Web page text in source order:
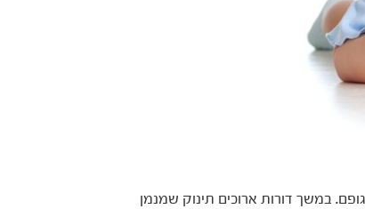
במשך דורות ארוכים תינוק שמנמן